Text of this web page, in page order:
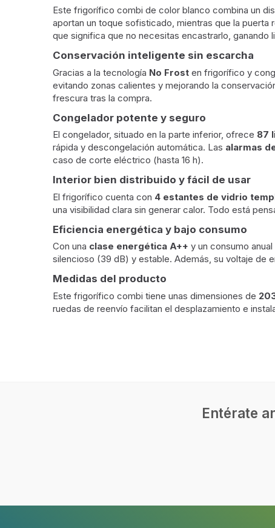
Este frigorífico combi de color blanco combina un
aportan un toque sofisticado, mientras que la puerta
que significa que no necesitas encastrarlo, ganando
Conservación inteligente sin escarcha
Gracias a la tecnología No Frost en frigorífico y
evitando zonas calientes y mejorando la
frescura tras la compra.
Congelador potente y seguro
El congelador, situado en la parte inferior, ofrece 87
rápida y descongelación automática. Las alarmas
caso de corte eléctrico (hasta 16 h).
Interior bien distribuido y fácil de usar
El frigorífico cuenta con 4 estantes de vidrio
una visibilidad clara sin generar calor. Todo está
Eficiencia energética y bajo consumo
Con una clase energética A++ y un consumo
silencioso (39 dB) y estable. Además, su voltaje de
Medidas del producto
Este frigorífico combi tiene unas dimensiones de
ruedas de reenvío facilitan el desplazamiento e
Derecho
Capacidad neta total 368 L
Entérate